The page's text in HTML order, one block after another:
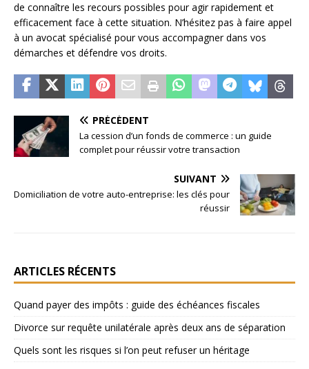
de connaître les recours possibles pour agir rapidement et
efficacement face à cette situation. N’hésitez pas à faire appel
à un avocat spécialisé pour vous accompagner dans vos
démarches et défendre vos droits.
PRÉCÉDENT
La cession d’un fonds de commerce : un guide
complet pour réussir votre transaction
SUIVANT
Domiciliation de votre auto-entreprise: les clés pour
réussir
ARTICLES RÉCENTS
Quand payer des impôts : guide des échéances fiscales
Divorce sur requête unilatérale après deux ans de séparation
Quels sont les risques si l’on peut refuser un héritage